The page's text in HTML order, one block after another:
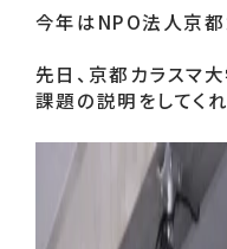
今年はNPO法人京都
先日、京都カラスマ
課題の説明をしてく